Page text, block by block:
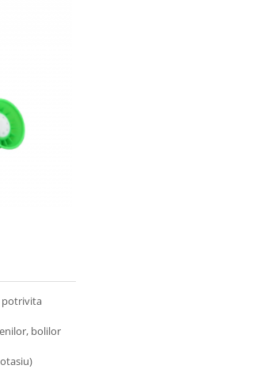
potrivita
bolilor